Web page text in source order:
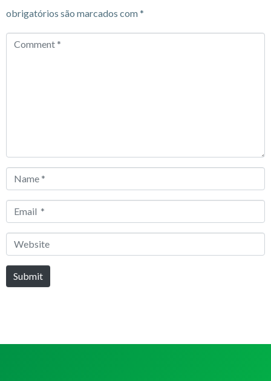
obrigatórios são marcados com*
Comment
Name
Email
Website
Submit